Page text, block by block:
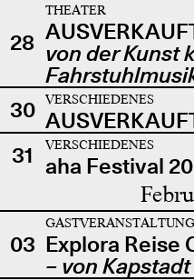
28
THEATER
von der Kunst
30
VERSCHIEDENES
31
VERSCHIEDENES
aha Festival
03
GASTVERANSTALTUNG
Explora Reise
– von